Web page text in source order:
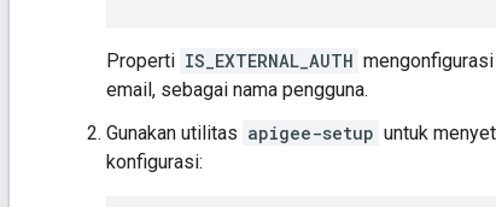
Properti IS_EXTERNAL_AUTH mengonfigurasi
email, sebagai nama pengguna.
Gunakan utilitas apigee-setup untuk
konfigurasi: